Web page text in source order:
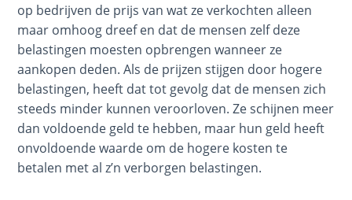
Deuteronomy:
The Second
Law - Speech 9
Deuteronomy:
The Second
Law - Speech
op bedrijven de prijs van wat ze verkochten alleen
maar omhoog dreef en dat de mensen zelf deze
belastingen moesten opbrengen wanneer ze
aankopen deden. Als de prijzen stijgen door hogere
belastingen, heeft dat tot gevolg dat de mensen zich
steeds minder kunnen veroorloven. Ze schijnen meer
dan voldoende geld te hebben, maar hun geld heeft
onvoldoende waarde om de hogere kosten te
betalen met al z’n verborgen belastingen.